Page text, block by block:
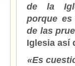
de la
porque es
de las
Iglesia así
«Es